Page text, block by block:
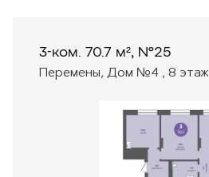
3-ком. 70.7 м², №25
Перемены, Дом №4 , 8 этаж